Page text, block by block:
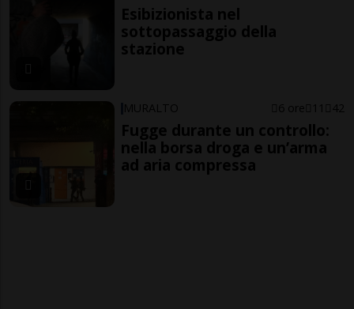
Esibizionista nel
sottopassaggio della
stazione
MURALTO 6 ore 11 42
Fugge durante un controllo:
nella borsa droga e un’arma
ad aria compressa